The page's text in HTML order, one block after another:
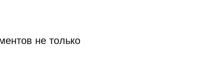
не только